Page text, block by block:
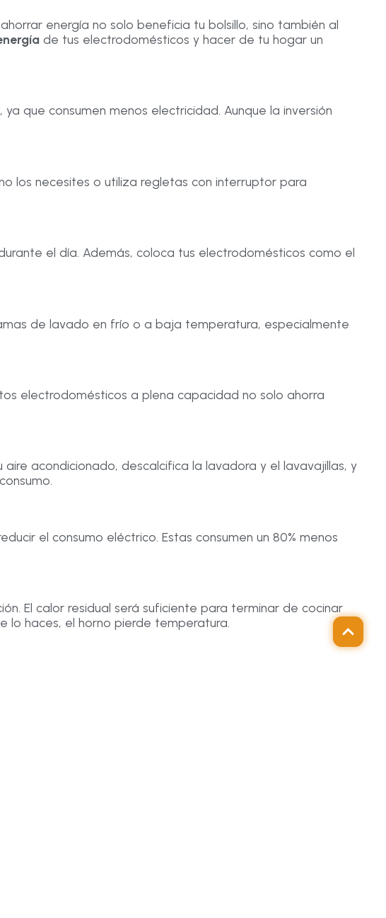
energía no solo beneficia tu bolsillo, sino también al
de tus electrodomésticos y hacer de tu hogar un
, ya que consumen menos electricidad. Aunque la inversión
los necesites o utiliza regletas con interruptor para
el día. Además, coloca tus electrodomésticos como el
de lavado en frío o a baja temperatura, especialmente
electrodomésticos a plena capacidad no solo ahorra
acondicionado, descalcifica la lavadora y el lavavajillas, y
el consumo eléctrico. Estas consumen un 80% menos
El calor residual será suficiente para terminar de cocinar
lo haces, el horno pierde temperatura.